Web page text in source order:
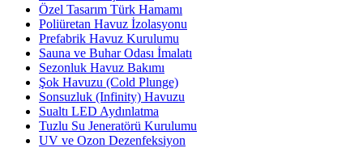
Özel Tasarım Türk Hamamı
Poliüretan Havuz İzolasyonu
Prefabrik Havuz Kurulumu
Sauna ve Buhar Odası İmalatı
Sezonluk Havuz Bakımı
Şok Havuzu (Cold Plunge)
Sonsuzluk (Infinity) Havuzu
Sualtı LED Aydınlatma
Tuzlu Su Jeneratörü Kurulumu
UV ve Ozon Dezenfeksiyon